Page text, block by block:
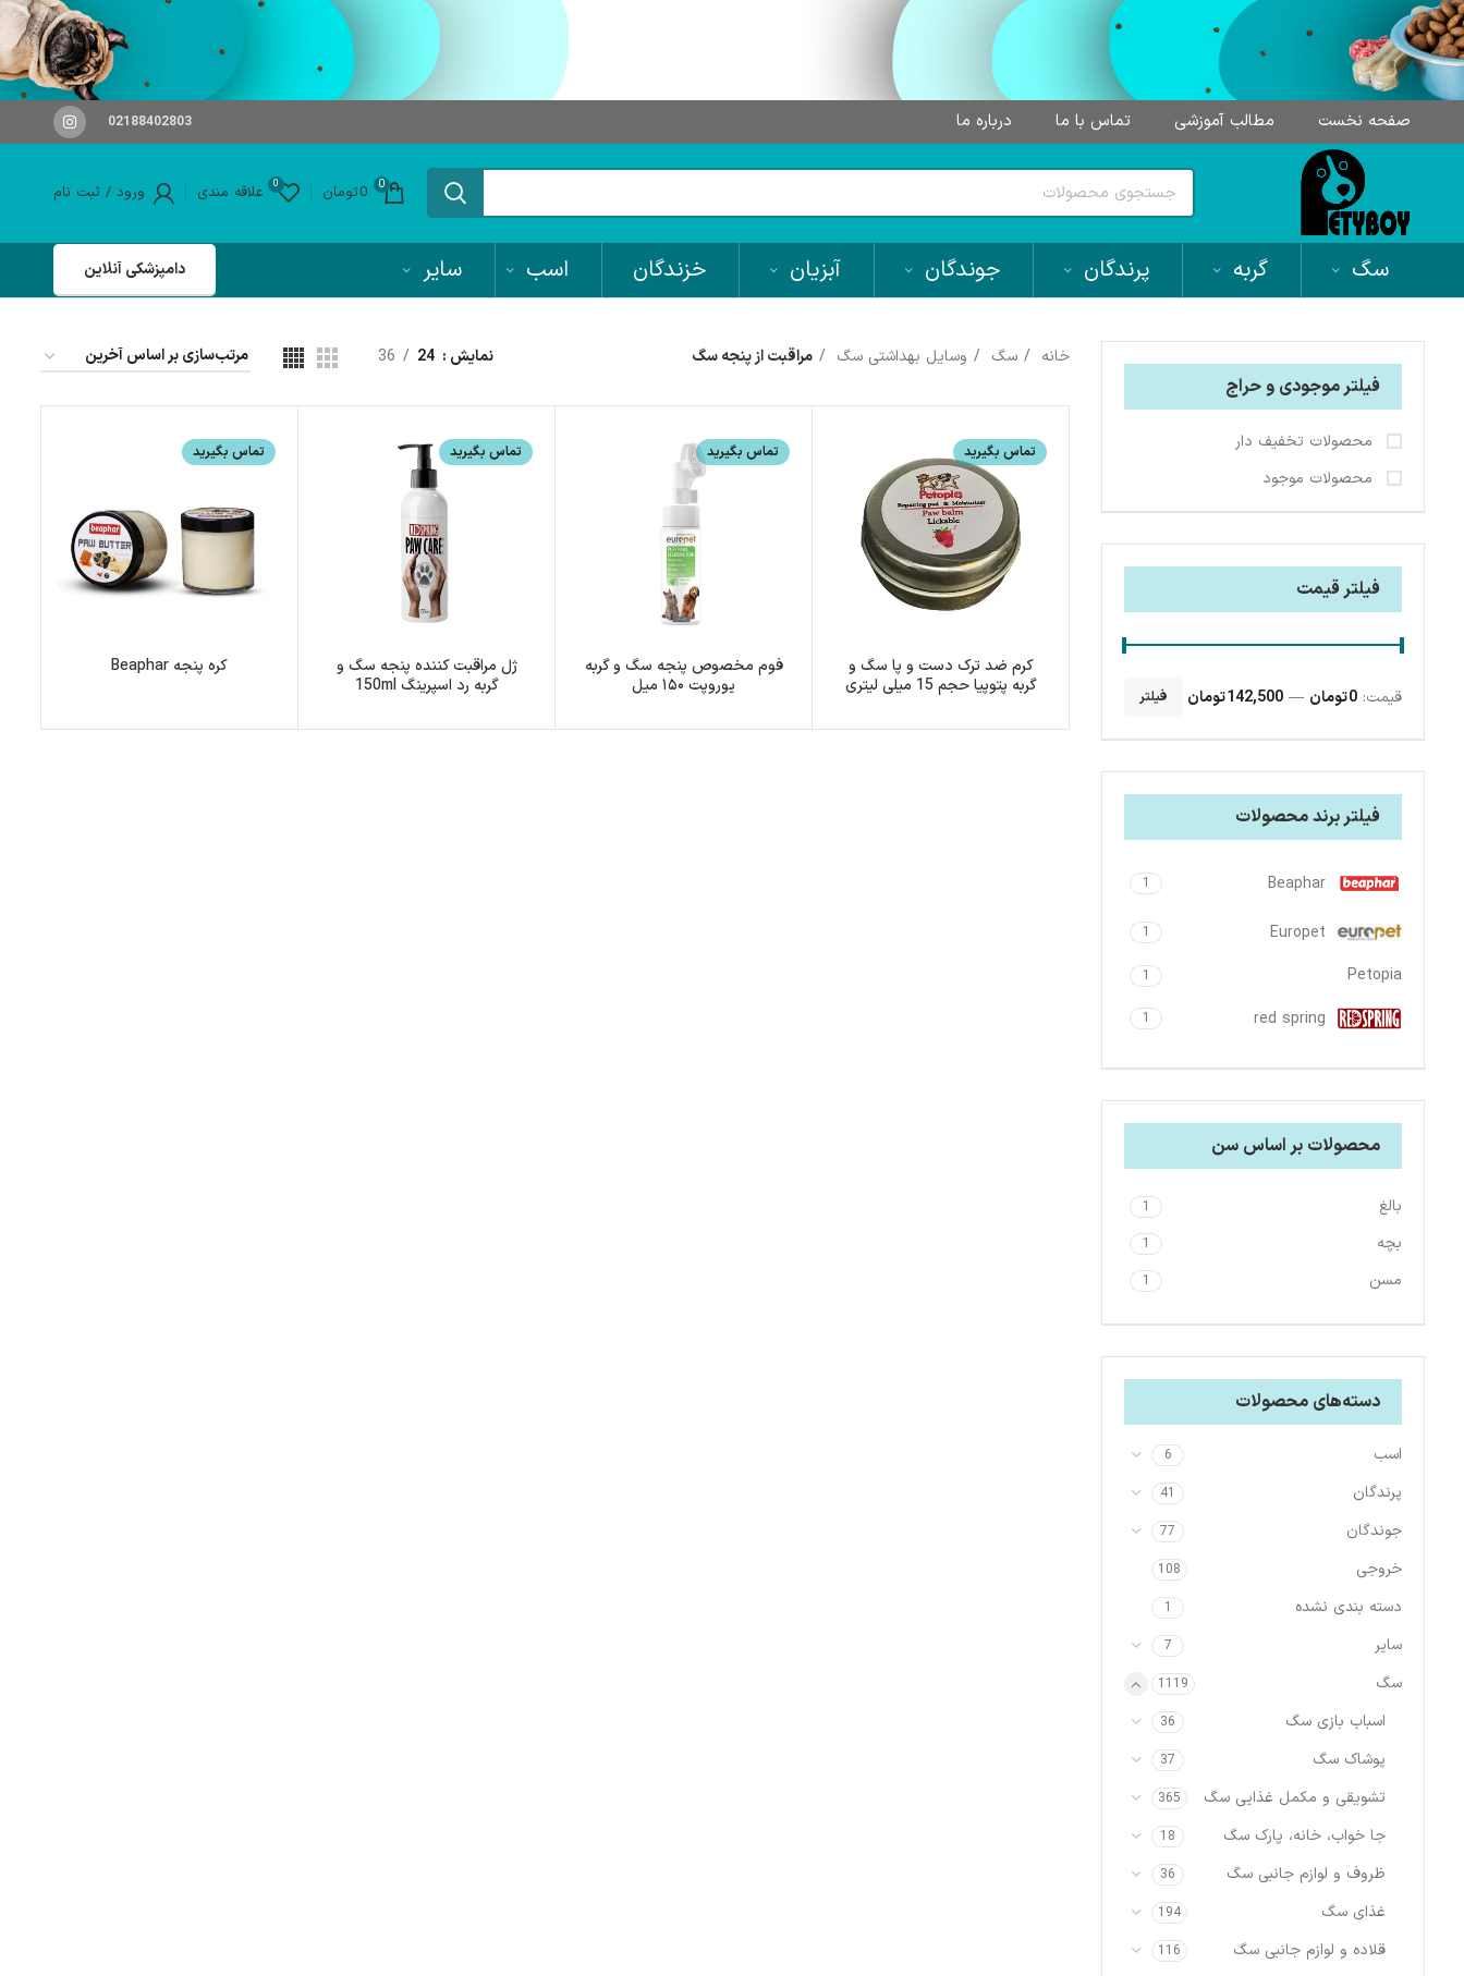
صفحه نخست مطالب آموزشی تماس با ما درباره ما 02188402803
0
0تومان 0 علاقه مندی ورود / ثبت نام
سگ گربه پرندگان جوندگان آبزیان خزندگان اسب سایر دامپزشکی آنلاین
فیلتر موجودی و حراج
محصولات تخفیف دار
محصولات موجود
فیلتر قیمت
فیلتر قیمت: 0 تومان — 142,500 تومان
فیلتر برند محصولات
Beaphar
1
Europet
1
Petopia
1
red spring
1
محصولات بر اساس سن
بالغ 1
بچه 1
مسن 1
دسته‌های محصولات
اسب 6
پرندگان 41
جوندگان 77
خروجی 108
دسته بندی نشده 1
سایر 7
سگ 1119
اسباب بازی سگ 36
پوشاک سگ 37
تشویقی و مکمل غذایی سگ 365
جا خواب، خانه، پارک سگ 18
ظروف و لوازم جانبی سگ 36
غذای سگ 194
قلاده و لوازم جانبی سگ 116
خانه سگ وسایل بهداشتی سگ مراقبت از پنجه سگ نمایش 24
36
تماس بگیرید
کرم ضد ترک دست و پا سگ و
گربه پتوپیا حجم 15 میلی لیتری
تماس بگیرید
فوم مخصوص پنجه سگ و گربه
یوروپت ۱۵۰ میل
تماس بگیرید
ژل مراقبت کننده پنجه سگ و
گربه رد اسپرینگ 150ml
تماس بگیرید
کره پنجه Beaphar